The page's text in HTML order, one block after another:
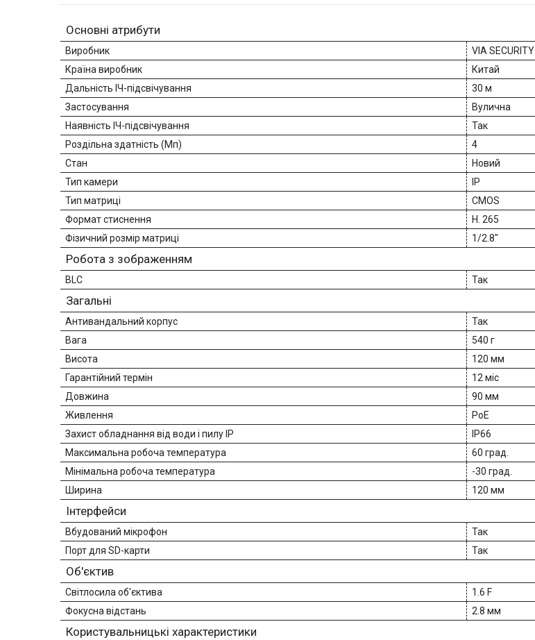
Основні атрибути
Виробник
VIA SECURITY
Країна виробник
Китай
Дальність ІЧ-підсвічування
30 м
Застосування
Вулична
Наявність ІЧ-підсвічування
Так
Роздільна здатність (Мп)
4
Стан
Новий
Тип камери
IP
Тип матриці
CMOS
Формат стиснення
H. 265
Фізичний розмір матриці
1/2.8"
Робота з зображенням
BLC Так
Загальні
Антивандальний корпус
Так
Вага
540 г
Висота
120 мм
Гарантійний термін
12 міс
Довжина
90 мм
Живлення
PoE
Захист обладнання від води і пилу IP
IP66
Максимальна робоча температура
60 град.
Мінімальна робоча температура
-30 град.
Ширина
120 мм
Інтерфейси
Вбудований мікрофон
Так
Порт для SD-карти
Так
Об'єктив
Світлосила об'єктива
1.6 F
Фокусна відстань
2.8 мм
Користувальницькі характеристики